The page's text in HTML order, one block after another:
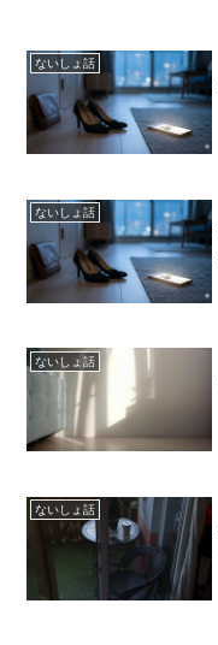
ないしょ話
ないしょ話
ないしょ話
ないしょ話